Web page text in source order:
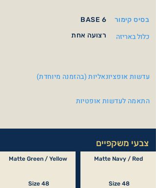
BASE 6
בסיס קימור
רצועה אחת
כלול באריזה
עדשות אופציונאליות (בהזמנה מיוחדת)
התאמה לעדשות אופטיות
צבעי משקפיים
Matte Green / Yellow
Size 48
Matte Navy / Red
Size 48